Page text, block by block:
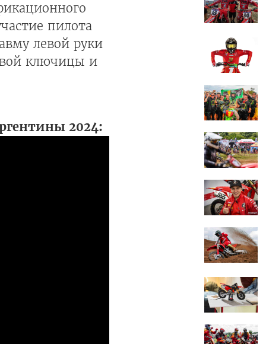
пилота
левой руки
ключицы и
2024: